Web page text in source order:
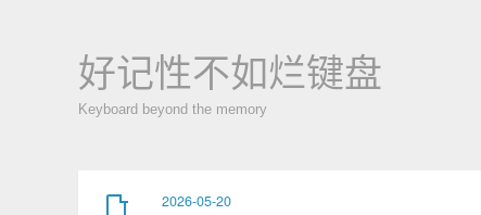
好记性不如烂键盘
Keyboard beyond the memory
2026-05-20